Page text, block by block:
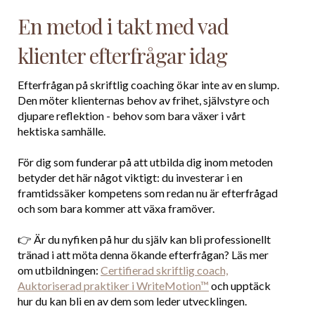
En metod i takt med vad
klienter efterfrågar idag
Efterfrågan på skriftlig coaching ökar inte av en slump.
Den möter klienternas behov av frihet, självstyre och
djupare reflektion - behov som bara växer i vårt
hektiska samhälle.
För dig som funderar på att utbilda dig inom metoden
betyder det här något viktigt: du investerar i en
framtidssäker kompetens som redan nu är efterfrågad
och som bara kommer att växa framöver.
👉 Är du nyfiken på hur du själv kan bli professionellt
tränad i att möta denna ökande efterfrågan? Läs mer
om utbildningen: Certifierad skriftlig coach,
Auktoriserad praktiker i WriteMotion™ och upptäck
hur du kan bli en av dem som leder utvecklingen.